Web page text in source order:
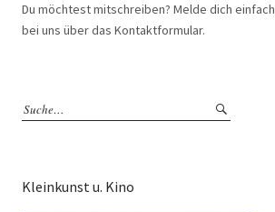
Du möchtest mitschreiben? Melde dich einfach
bei uns über das Kontaktformular.
Kleinkunst u. Kino